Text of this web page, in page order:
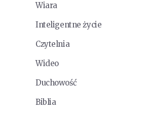
Wiara
Inteligentne życie
Czytelnia
Wideo
Duchowość
Biblia